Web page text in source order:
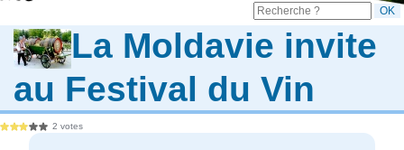
La Moldavie invite
au Festival du Vin
2 votes